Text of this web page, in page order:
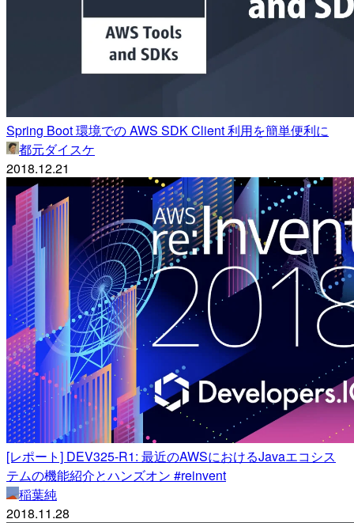
Spring Boot 環境での AWS SDK Client 利用を簡単便利に
都元ダイスケ
2018.12.21
[レポート] DEV325-R1: 最近のAWSにおけるJavaエコシス
テムの機能紹介とハンズオン #reinvent
稲葉純
2018.11.28